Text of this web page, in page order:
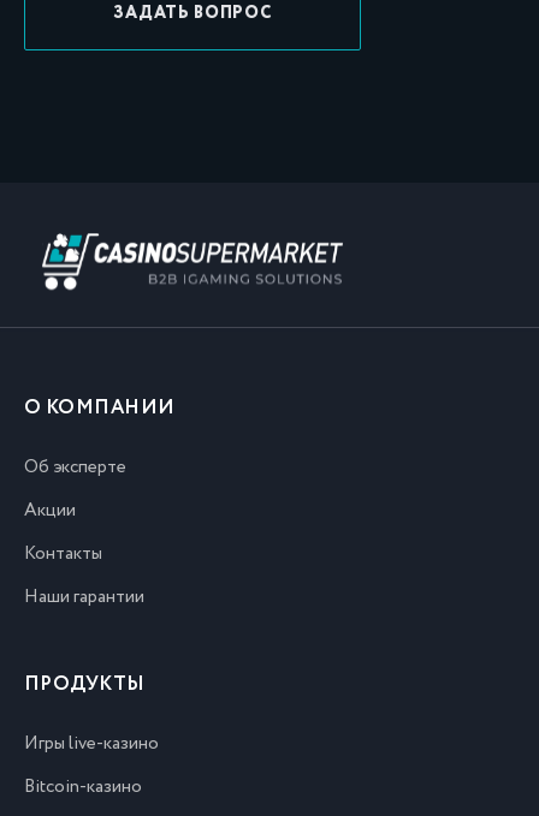
ЗАДАТЬ ВОПРОС
О КОМПАНИИ
Об эксперте
Акции
Контакты
Наши гарантии
ПРОДУКТЫ
Игры live-казино
Bitcoin-казино